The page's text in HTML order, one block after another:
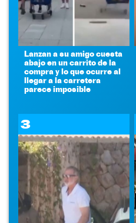
Lanzan a su amigo cuesta
abajo en un carrito de la
compra y lo que ocurre al
llegar a la carretera
parece imposible
3